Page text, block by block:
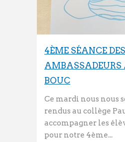
4ÈME SÉANCE
AMBASSADEURS
BOUC
Ce mardi nous nous
rendus au collège
accompagner les
pour notre 4ème...